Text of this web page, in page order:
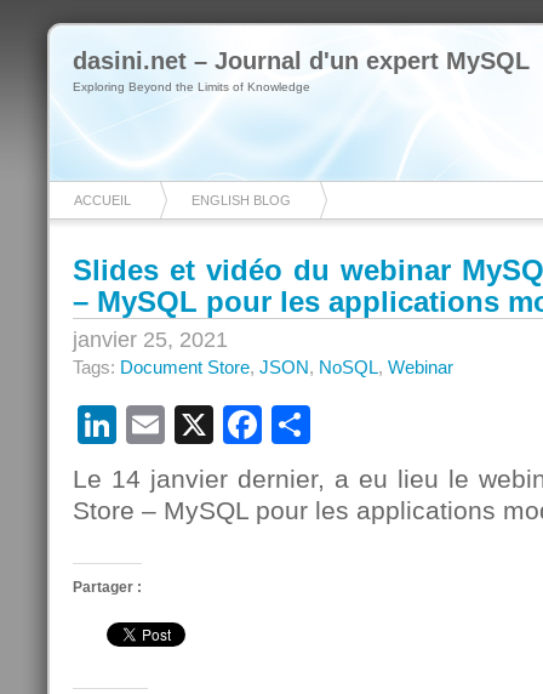
dasini.net – Journal d'un expert MySQL
Exploring Beyond the Limits of Knowledge
ACCUEIL ENGLISH BLOG
Slides et vidéo du webinar
– MySQL pour les applications
janvier 25, 2021
Tags: Document Store, JSON, NoSQL, Webinar
LinkedIn
Email
X Facebook
Le 14 janvier dernier, a eu lieu le
Store – MySQL pour les applications
Partager :